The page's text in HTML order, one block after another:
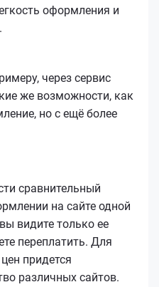
оформления и
через сервис
же возможности, как
но с ещё более
сравнительный
на сайте одной
видите только ее
переплатить. Для
придется
различных сайтов.